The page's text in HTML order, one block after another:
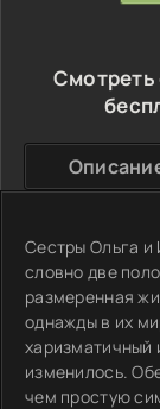
Смотреть
Сестры Ольга и
словно две
размеренная
однажды в их
харизматичный
изменилось.
чем простую